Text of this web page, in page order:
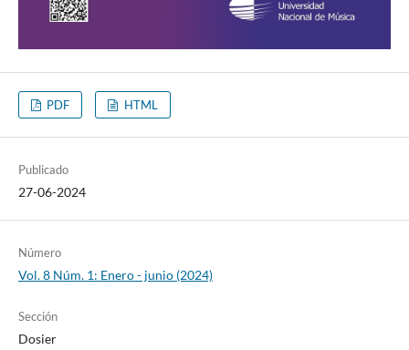
PDF HTML
Publicado
27-06-2024
Número
Vol. 8 Núm. 1: Enero - junio (2024)
Sección
Dosier